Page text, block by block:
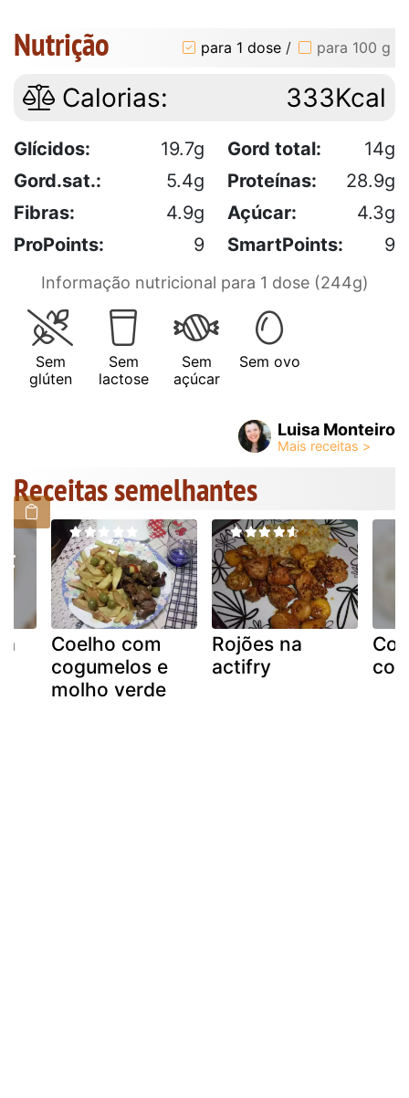
Nutrição para 1 dose / para 100 g
Calorias: 333Kcal
Glícidos: 19.7g Gord total:
14g
Gord.sat.:
5.4g Proteínas:
28.9g
Fibras:
4.9g Açúcar:
4.3g
ProPoints:
9 SmartPoints: 9
Informação nutricional para 1 dose (244g)
Sem
glúten
Sem
lactose
Sem
açúcar
Sem ovo
Luisa Monteiro
Receitas semelhantes
Coelho com
cogumelos e
molho verde
Rojões na
actifry